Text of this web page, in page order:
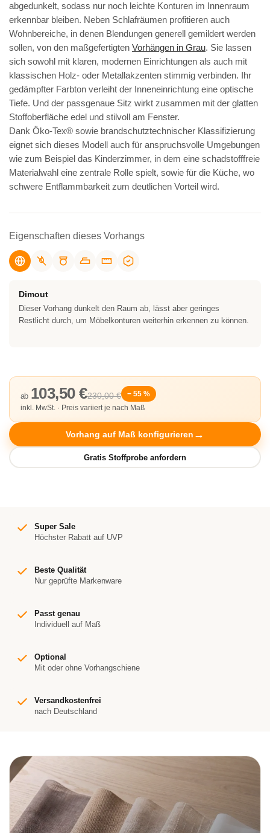
abgedunkelt, sodass nur noch leichte Konturen im Innenraum
erkennbar bleiben. Neben Schlafräumen profitieren auch
Wohnbereiche, in denen Blendungen generell gemildert werden
sollen, von den maßgefertigten Vorhängen in Grau. Sie lassen
sich sowohl mit klaren, modernen Einrichtungen als auch mit
klassischen Holz- oder Metallakzenten stimmig verbinden. Ihr
gedämpfter Farbton verleiht der Inneneinrichtung eine optische
Tiefe. Und der passgenaue Sitz wirkt zusammen mit der glatten
Stoffoberfläche edel und stilvoll am Fenster.
Dank Öko-Tex® sowie brandschutztechnischer Klassifizierung
eignet sich dieses Modell auch für anspruchsvolle Umgebungen
wie zum Beispiel das Kinderzimmer, in dem eine schadstofffreie
Materialwahl eine zentrale Rolle spielt, sowie für die Küche, wo
schwere Entflammbarkeit zum deutlichen Vorteil wird.
Eigenschaften dieses Vorhangs
Dimout
Dieser Vorhang dunkelt den Raum ab, lässt aber geringes
Restlicht durch, um Möbelkonturen weiterhin erkennen zu können.
230,00 €
ab 103,50 €
− 55 %
inkl. MwSt. · Preis variiert je nach Maß
Vorhang auf Maß konfigurieren
Super Sale
Höchster Rabatt auf UVP
Beste Qualität
Nur geprüfte Markenware
Passt genau
Individuell auf Maß
Optional
Mit oder ohne Vorhangschiene
Versandkostenfrei
nach Deutschland